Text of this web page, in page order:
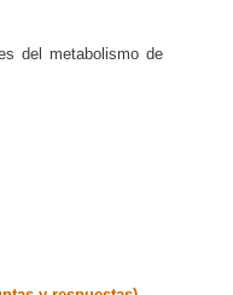
del metabolismo de